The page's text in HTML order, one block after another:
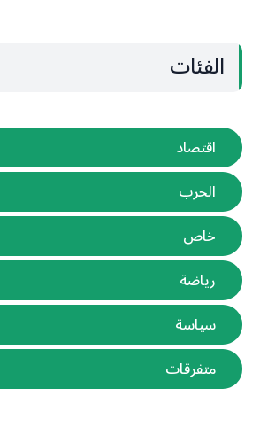
الفئات
اقتصاد
الحرب
خاص
رياضة
سياسة
متفرقات